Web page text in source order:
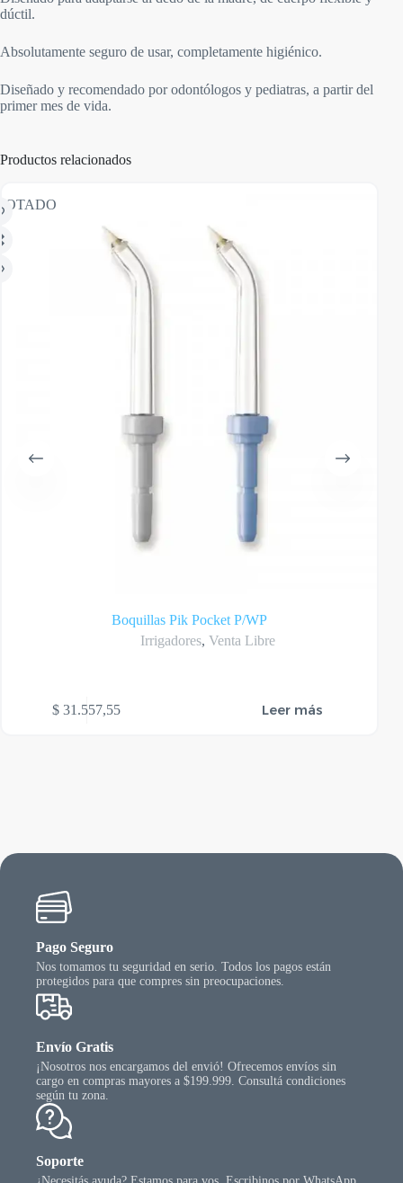
dúctil.
Absolutamente seguro de usar, completamente higiénico.
Diseñado y recomendado por odontólogos y pediatras, a partir del
primer mes de vida.
Productos relacionados
Boquillas Pik Pocket P/WP
Irrigadores, Venta Libre
$ 31.557,55 Leer más
Pago Seguro
Nos tomamos tu seguridad en serio. Todos los pagos están
protegidos para que compres sin preocupaciones.
Envío Gratis
¡Nosotros nos encargamos del envió! Ofrecemos envíos sin
cargo en compras mayores a $199.999. Consultá condiciones
según tu zona.
Soporte